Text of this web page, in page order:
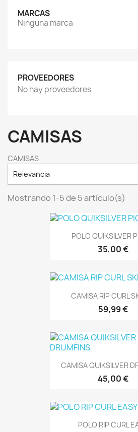
MARCAS
Ninguna marca
PROVEEDORES
No hay proveedores
CAMISAS
CAMISAS
Relevancia
Mostrando 1-5 de 5 artículo(s)
POLO QUIKSILVER
35,00 €
CAMISA RIP CURL
59,99 €
CAMISA QUIKSILVER
45,00 €
POLO RIP CURL